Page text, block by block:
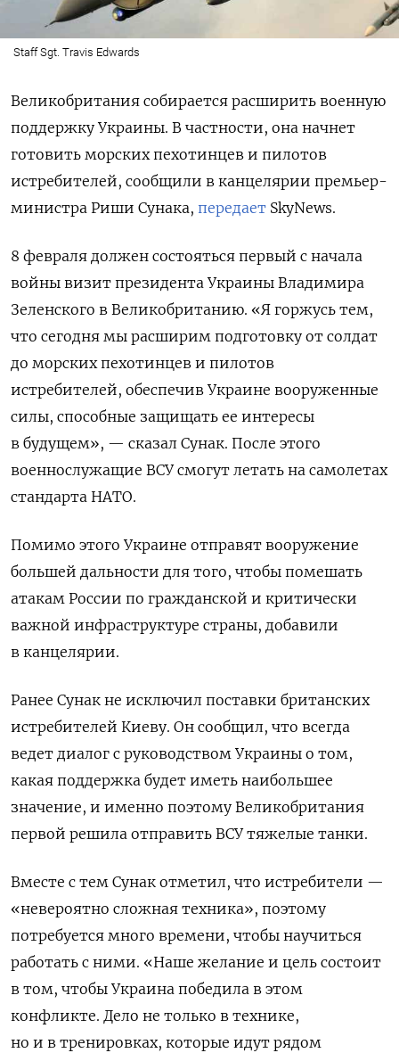
Staff Sgt. Travis Edwards
Великобритания собирается расширить военную
поддержку Украины. В частности, она начнет
готовить морских пехотинцев и пилотов
истребителей, сообщили в канцелярии премьер-
министра Риши Сунака, передает SkyNews.
8 февраля должен состояться первый с начала
войны визит президента Украины Владимира
Зеленского в Великобританию. «Я горжусь тем,
что сегодня мы расширим подготовку от солдат
до морских пехотинцев и пилотов
истребителей, обеспечив Украине вооруженные
силы, способные защищать ее интересы
в будущем», — сказал Сунак. После этого
военнослужащие ВСУ смогут летать на самолетах
стандарта НАТО.
Помимо этого Украине отправят вооружение
большей дальности для того, чтобы помешать
атакам России по гражданской и критически
важной инфраструктуре страны, добавили
в канцелярии.
Ранее Сунак не исключил поставки британских
истребителей Киеву. Он сообщил, что всегда
ведет диалог с руководством Украины о том,
какая поддержка будет иметь наибольшее
значение, и именно поэтому Великобритания
первой решила отправить ВСУ тяжелые танки.
Вместе с тем Сунак отметил, что истребители —
«невероятно сложная техника», поэтому
потребуется много времени, чтобы научиться
работать с ними. «Наше желание и цель состоит
в том, чтобы Украина победила в этом
конфликте. Дело не только в технике,
но и в тренировках, которые идут рядом